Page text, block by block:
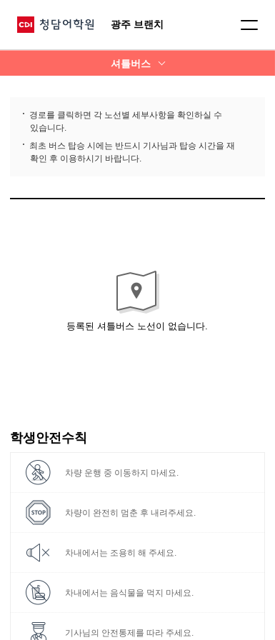
광주 브랜치
셔틀버스
경로를 클릭하면 각 노선별 세부사항을 확인하실 수
있습니다.
최초 버스 탑승 시에는 반드시 기사님과 탑승 시간을 재
확인 후 이용하시기 바랍니다.
등록된 셔틀버스 노선이 없습니다.
학생안전수칙
차량 운행 중 이동하지 마세요.
차량이 완전히 멈춘 후 내려주세요.
차내에서는 조용히 해 주세요.
차내에서는 음식물을 먹지 마세요.
기사님의 안전통제를 따라 주세요.